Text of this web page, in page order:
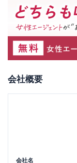
会社概要
会社名